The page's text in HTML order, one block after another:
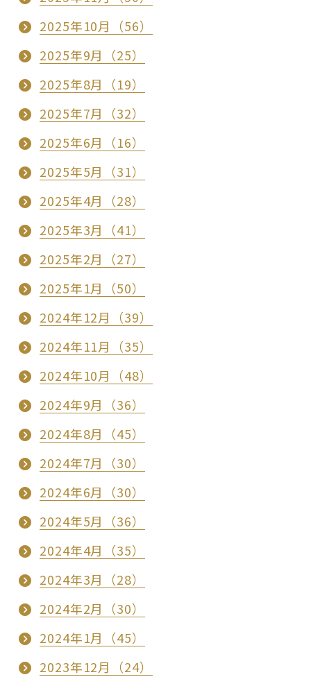
2025年10月（56）
2025年9月（25）
2025年8月（19）
2025年7月（32）
2025年6月（16）
2025年5月（31）
2025年4月（28）
2025年3月（41）
2025年2月（27）
2025年1月（50）
2024年12月（39）
2024年11月（35）
2024年10月（48）
2024年9月（36）
2024年8月（45）
2024年7月（30）
2024年6月（30）
2024年5月（36）
2024年4月（35）
2024年3月（28）
2024年2月（30）
2024年1月（45）
2023年12月（24）